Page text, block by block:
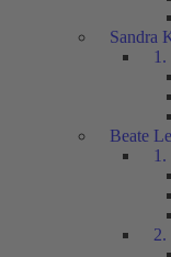
Sandra
Beate
2.